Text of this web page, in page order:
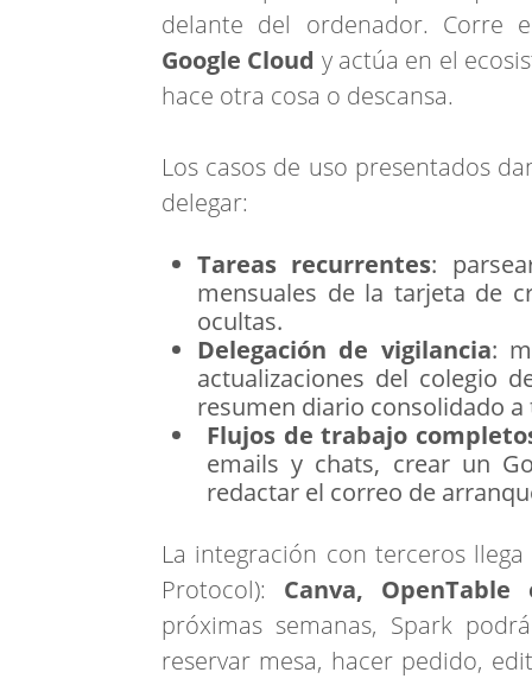
delante del ordenador. Corre
Google Cloud y actúa en el
hace otra cosa o descansa.
Los casos de uso presentados
delegar:
Tareas recurrentes:
mensuales de la tarjeta de
ocultas.
Delegación de vigilancia:
actualizaciones del colegio
resumen diario consolidado a
Flujos de trabajo
emails y chats, crear un
redactar el correo de
La integración con terceros
Protocol): Canva,
próximas semanas, Spark
reservar mesa, hacer pedido,